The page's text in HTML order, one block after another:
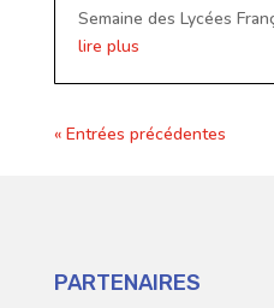
Semaine des Lycées
lire plus
« Entrées précédentes
PARTENAIRES